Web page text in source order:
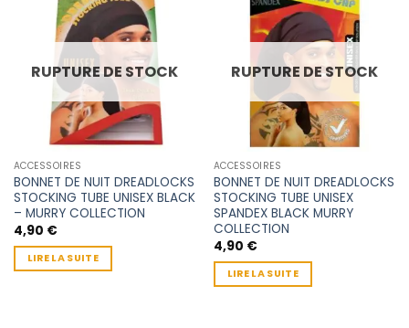
RUPTURE DE STOCK
ACCESSOIRES
BONNET DE NUIT DREADLOCKS
STOCKING TUBE UNISEX BLACK
– MURRY COLLECTION
4,90 €
LIRE LA SUITE
RUPTURE DE STOCK
ACCESSOIRES
BONNET DE NUIT DREADLOCKS
STOCKING TUBE UNISEX
SPANDEX BLACK MURRY
COLLECTION
4,90 €
LIRE LA SUITE